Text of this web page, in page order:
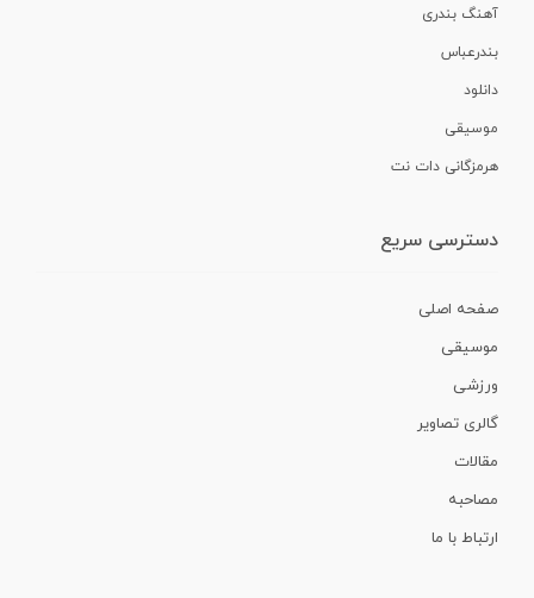
آهنگ بندری
بندرعباس
دانلود
موسیقی
هرمزگانی دات نت
دسترسی سریع
صفحه اصلی
موسیقی
ورزشی
گالری تصاویر
مقالات
مصاحبه
ارتباط با ما